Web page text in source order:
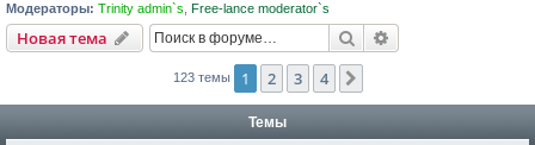
Модераторы: Trinity admin`s Free-lance moderator`s
Новая тема Поиск
123 темы 1 2 3 4
Темы